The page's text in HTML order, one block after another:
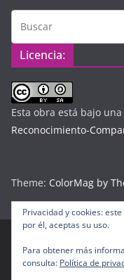
Licencia:
Esta obra está bajo una
Reconocimiento-
Theme: ColorMag by
Copyright © 2026
Privacidad y cookies:
por él, aceptas su uso.
Para obtener más
consulta: Política de